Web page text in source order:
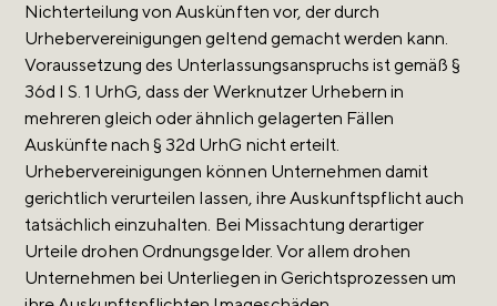
Nichterteilung von Auskünften vor, der durch
Urhebervereinigungen geltend gemacht werden kann.
Voraussetzung des Unterlassungsanspruchs ist gemäß §
36d I S. 1 UrhG, dass der Werknutzer Urhebern in
mehreren gleich oder ähnlich gelagerten Fällen
Auskünfte nach § 32d UrhG nicht erteilt.
Urhebervereinigungen können Unternehmen damit
gerichtlich verurteilen lassen, ihre Auskunftspflicht auch
tatsächlich einzuhalten. Bei Missachtung derartiger
Urteile drohen Ordnungsgelder. Vor allem drohen
Unternehmen bei Unterliegen in Gerichtsprozessen um